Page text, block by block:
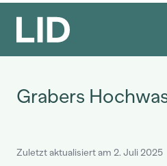
Grabers
Zuletzt aktualisiert am 2. Juli 2025